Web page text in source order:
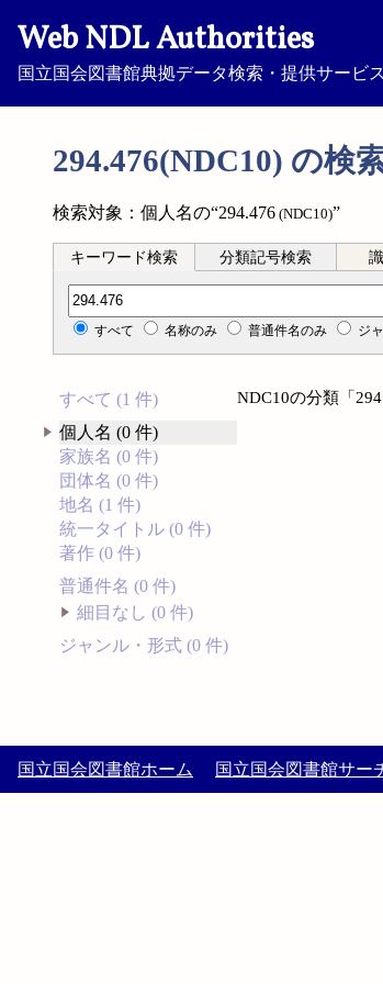
Web NDL Authorities
国立国会図書館典拠データ検索・提供サービス
294.476(NDC10) の検
検索対象：個人名の“294.476 (NDC10)”
キーワード検索 分類記号検索
分類記号検索
すべて 名称のみ 普通件名のみ ジ
すべて (1 件)
個人名 (0 件)
家族名 (0 件)
団体名 (0 件)
地名 (1 件)
統一タイトル (0 件)
著作 (0 件)
普通件名 (0 件)
細目なし (0 件)
ジャンル・形式 (0 件)
NDC10の分類「
国立国会図書館ホーム 国立国会図書館サー